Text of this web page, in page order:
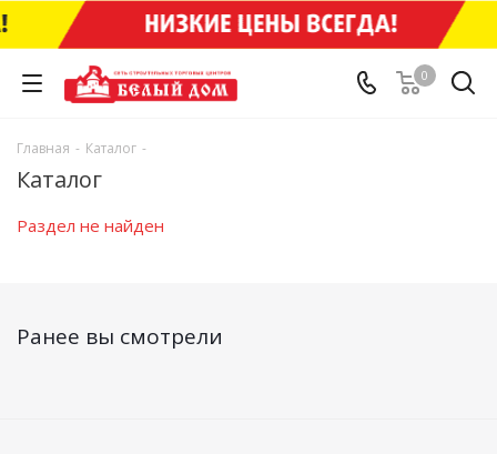
0
Главная - Каталог -
Каталог
Раздел не найден
Ранее вы смотрели